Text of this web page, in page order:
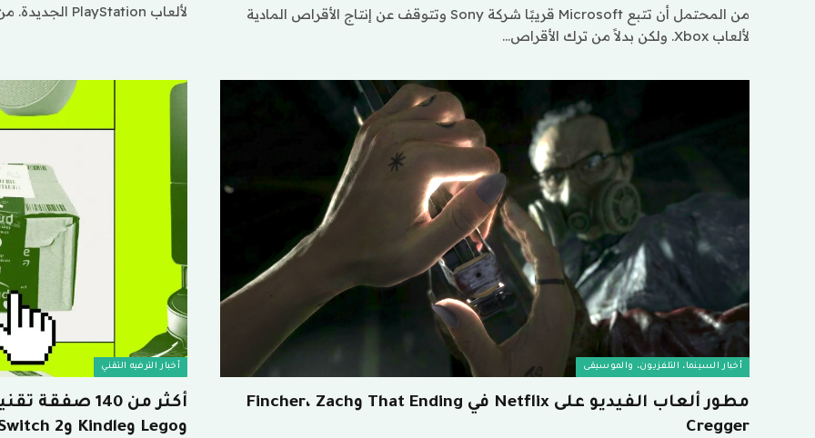
من المحتمل أن تتبع Microsoft قريبًا شركة Sony وتتوقف عن إنتاج الأقراص المادية
لألعاب Xbox. ولكن بدلاً من ترك الأقراص…
لألعاب PlayStation الجديدة. من تلك النقطة…
أخبار السينما، التلفزيون، والموسيقى
مطور ألعاب الفيديو على Netflix في That Ending وFincher، Zach
Cregger
أخبار الترفيه التقني
وLego وKindle وSwitch 2